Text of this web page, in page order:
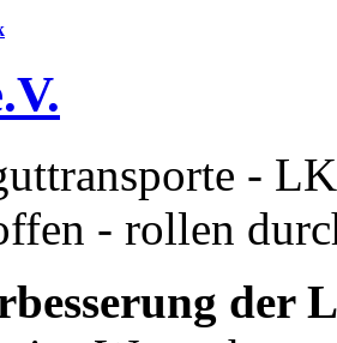
-
- rollen
der